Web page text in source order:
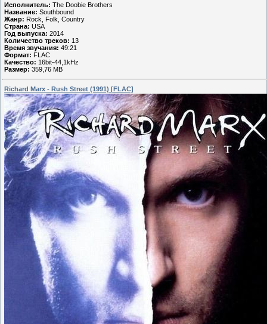
Исполнитель: The Doobie Brothers
Название: Southbound
Жанр: Rock, Folk, Country
Страна: USA
Год выпуска: 2014
Количество треков: 13
Время звучания: 49:21
Формат: FLAC
Качество: 16bit-44,1kHz
Размер: 359,76 MB
Richard Marx - Rush Street (1991) [FLAC]